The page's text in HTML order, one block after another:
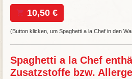
10,50 €
(Button klicken, um Spaghetti a la Chef in den
Spaghetti a la Chef
Zusatzstoffe bzw.